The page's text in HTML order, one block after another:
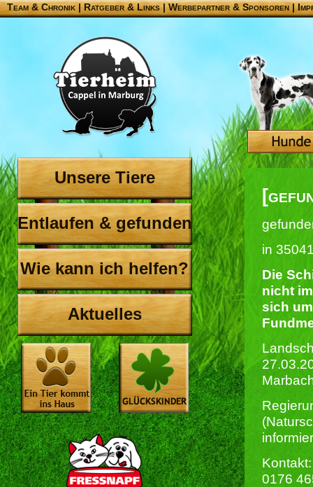
Team & Chronik |Ratgeber & Links|Werbepartner & Sponsoren|
Unsere Tiere
Entlaufen & gefunden
Wie kann ich helfen?
Aktuelles
in
Die
nicht
sich
Kontakt:
0176